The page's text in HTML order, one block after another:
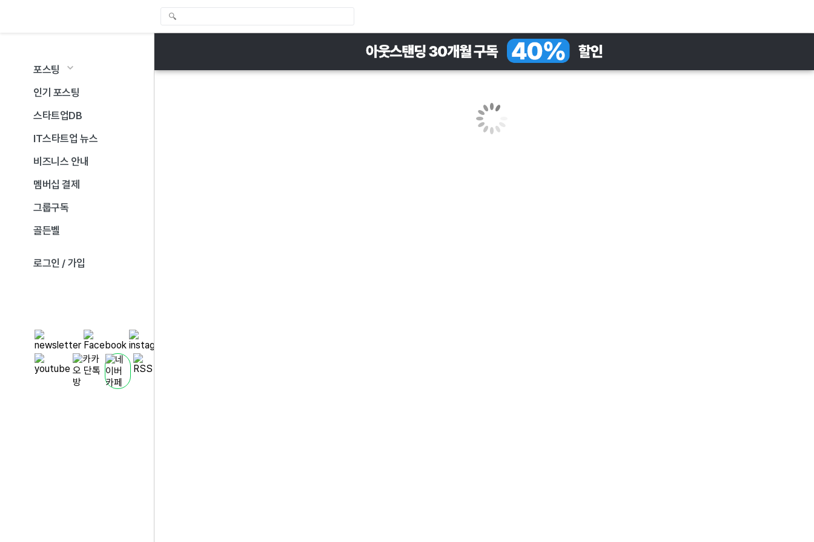
포스팅
인기 포스팅
스타트업DB
IT스타트업 뉴스
비즈니스 안내
멤버십 결제
그룹구독
골든벨
로그인 / 가입